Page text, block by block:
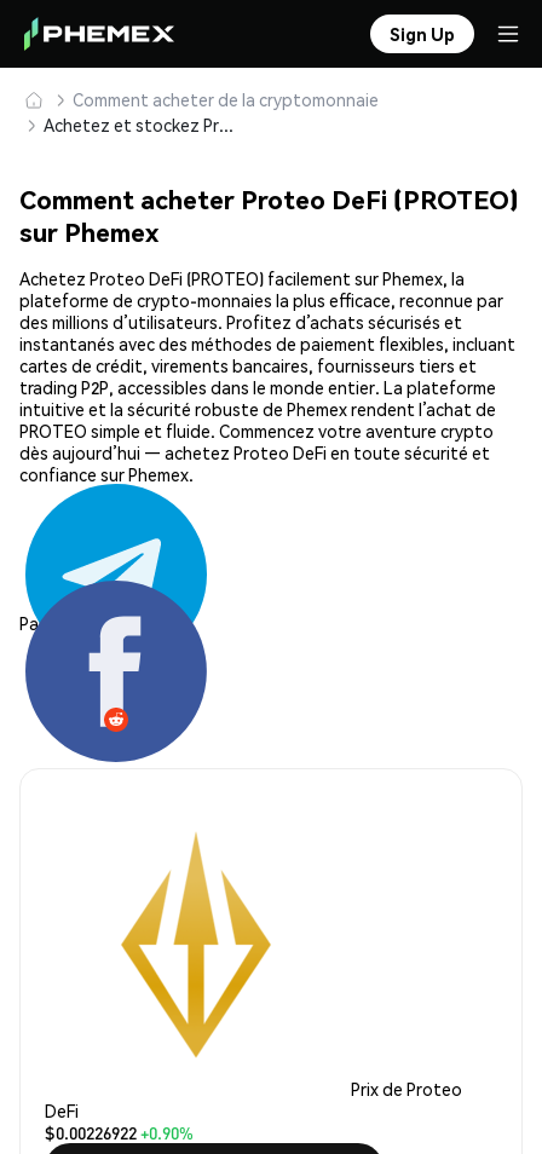
Sign Up
Comment acheter de la cryptomonnaie
Achetez et stockez Proteo DeFi (PROTEO) en toute sécurité
Comment acheter Proteo DeFi (PROTEO)
sur Phemex
Achetez Proteo DeFi (PROTEO) facilement sur Phemex, la
plateforme de crypto-monnaies la plus efficace, reconnue par
des millions d’utilisateurs. Profitez d’achats sécurisés et
instantanés avec des méthodes de paiement flexibles, incluant
cartes de crédit, virements bancaires, fournisseurs tiers et
trading P2P, accessibles dans le monde entier. La plateforme
intuitive et la sécurité robuste de Phemex rendent l’achat de
PROTEO simple et fluide. Commencez votre aventure crypto
dès aujourd’hui — achetez Proteo DeFi en toute sécurité et
confiance sur Phemex.
Partager:
Prix de Proteo
DeFi
$0.00226922+0.90%